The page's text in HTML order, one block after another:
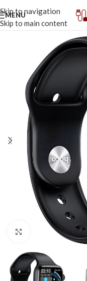
Skip to navigation
Skip to main content
MENU
Click to enlarge